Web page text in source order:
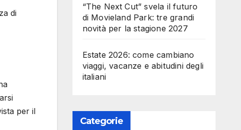
di
per il
“The Next Cut” svela il futuro
di Movieland Park: tre grandi
novità per la stagione 2027
Estate 2026: come cambiano
viaggi, vacanze e abitudini degli
italiani
Categorie